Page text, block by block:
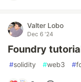
Valter Lobo
Dec 6 '24
Foundry
#solidity #web3 #